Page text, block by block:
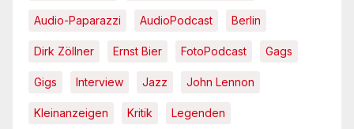
Audio-Paparazzi AudioPodcast Berlin
Dirk Zöllner Ernst Bier FotoPodcast Gags
Gigs Interview Jazz John Lennon
Kleinanzeigen Kritik Legenden